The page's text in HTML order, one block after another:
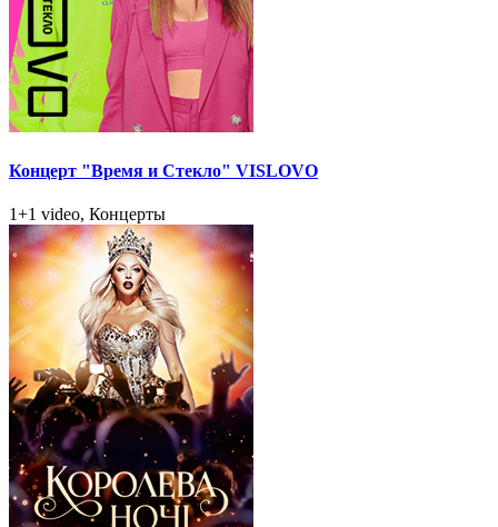
Концерт "Время и Стекло" VISLOVO
1+1 video, Концерты